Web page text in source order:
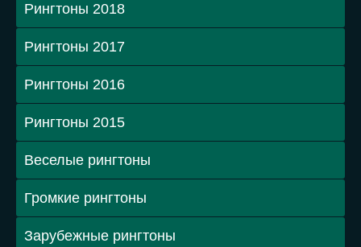
Рингтоны 2018
Рингтоны 2017
Рингтоны 2016
Рингтоны 2015
Веселые рингтоны
Громкие рингтоны
Зарубежные рингтоны